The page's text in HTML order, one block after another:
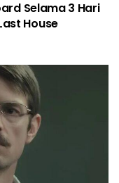
Selama 3 Hari
House